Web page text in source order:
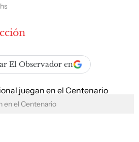
El Observador en
en el Centenario